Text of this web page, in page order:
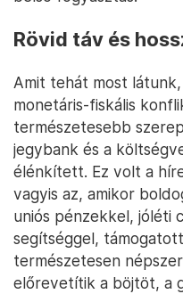
Rövid táv és
Amit tehát most
monetáris-fiskális
természetesebb
jegybank és a
élénkített. Ez volt a
vagyis az, amikor
uniós pénzekkel, jóléti
segítséggel,
természetesen
előrevetítik a böjtöt, a